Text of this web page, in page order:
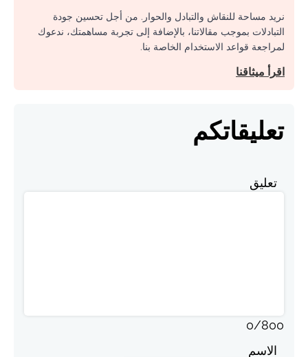
نريد مساحة للنقاش والتبادل والحوار. من أجل تحسين جودة
التبادلات بموجب مقالاتنا، بالإضافة إلى تجربة مساهمتك، ندعوك
لمراجعة قواعد الاستخدام الخاصة بنا.
اقرأ ميثاقنا
تعليقاتكم
تعليق
0/800
الاسم